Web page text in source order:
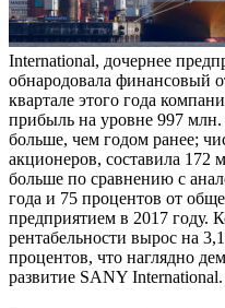
International, дочернее
обнародовала финансовый
квартале этого года
прибыль на уровне 997
больше, чем годом ранее;
акционеров, составила
больше по сравнению с
года и 75 процентов от
предприятием в 2017 году.
рентабельности вырос на
процентов, что наглядно
развитие SANY International.